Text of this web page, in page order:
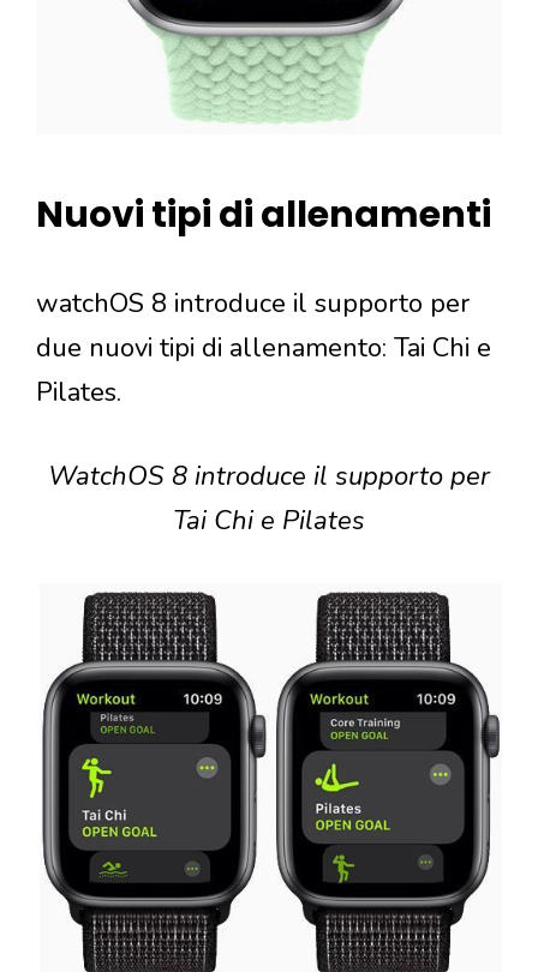
Nuovi tipi di allenamenti
watchOS 8 introduce il supporto per
due nuovi tipi di allenamento: Tai Chi e
Pilates.
WatchOS 8 introduce il supporto per
Tai Chi e Pilates